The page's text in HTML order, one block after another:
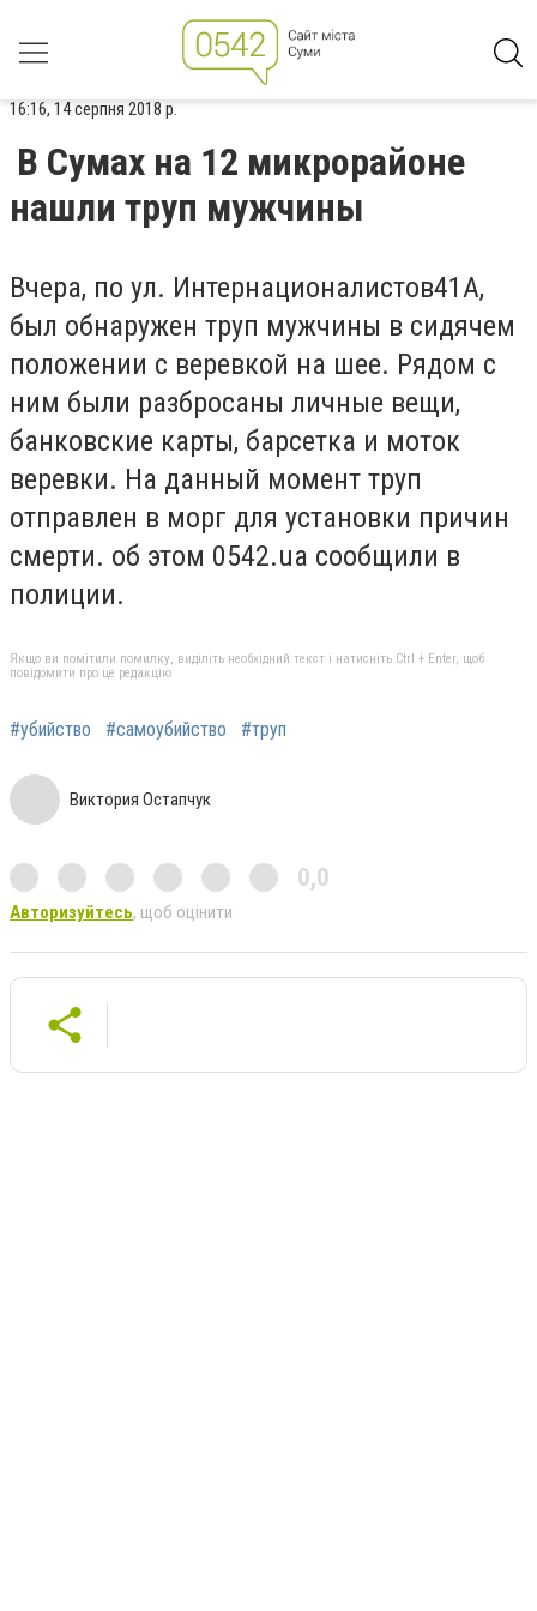
16:16, 14 серпня 2018 р.
В Сумах на 12 микрорайоне
нашли труп мужчины
Вчера, по ул. Интернационалистов41А,
был обнаружен труп мужчины в сидячем
положении с веревкой на шее. Рядом с
ним были разбросаны личные вещи,
банковские карты, барсетка и моток
веревки. На данный момент труп
отправлен в морг для установки причин
смерти. об этом 0542.ua сообщили в
полиции.
Якщо ви помітили помилку, виділіть необхідний текст і натисніть Ctrl + Enter, щоб
повідомити про це редакцію
#убийство #самоубийство #труп
Виктория Остапчук
0,0
Авторизуйтесь, щоб оцінити